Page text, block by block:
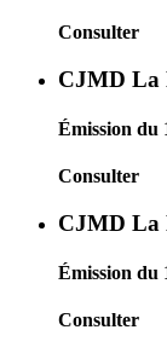
Consulter
CJMD La
Émission du
Consulter
CJMD La
Émission du
Consulter